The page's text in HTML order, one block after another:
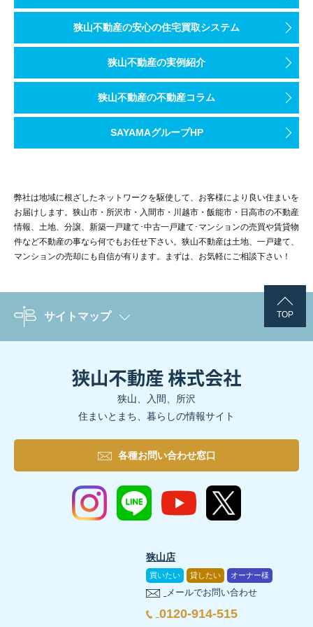
狭山不動産の安心の住宅買取システム
狭山不動産の実例紹介
狭山不動産の不動産コラム
SAYAMAグループHP
弊社は地域に根ざしたネットワークを駆使して、お客様により良い住まいを
お届けします。狭山市・所沢市・入間市・川越市・飯能市・日高市の不動産
情報、土地、分譲、新築一戸建て･中古一戸建て･マンションの売買や賃貸物
件など不動産の事なら何でもお任せ下さい。狭山不動産は土地、一戸建て、
マンションの売却にも自信が有ります。まずは、お気軽にご相談下さい！
TOP
サイトマップ
狭山、入間、所沢
住まいとまち、暮らしの情報サイト
各種お問い合わせ窓口
狭山店
買いたい 貸したい オーナー様
メールでお問い合わせ
0120-914-515